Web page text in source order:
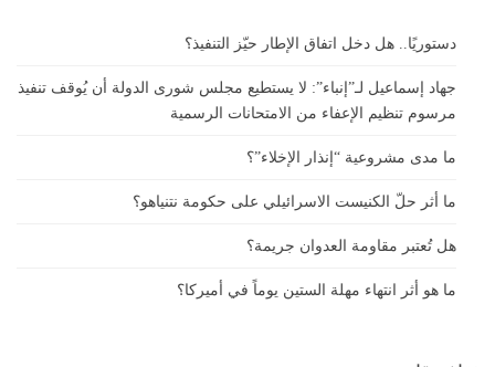
دستوريًا.. هل دخل اتفاق الإطار حيّز التنفيذ؟
جهاد إسماعيل لـ”إنباء”: لا يستطيع مجلس شورى الدولة أن يُوقف تنفيذ
مرسوم تنظيم الإعفاء من الامتحانات الرسمية
ما مدى مشروعية “إنذار الإخلاء”؟
ما أثر حلّ الكنيست الاسرائيلي على حكومة نتنياهو؟
هل تُعتبر مقاومة العدوان جريمة؟
ما هو أثر انتهاء مهلة الستين يوماً في أميركا؟